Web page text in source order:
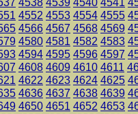
4552 4553 4554 4555
4566 4567 4568 4569
4580 4581 4582 4583
4594 4595 4596 4597
4608 4609 4610 4611
4622 4623 4624 4625
4636 4637 4638 4639
4650 4651 4652 4653